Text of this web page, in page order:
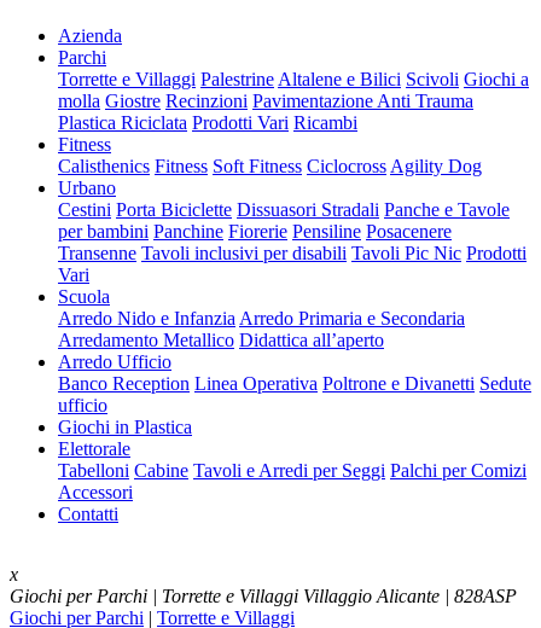
Azienda
Parchi
Torrette e Villaggi Palestrine Altalene e Bilici Scivoli Giochi a
molla Giostre Recinzioni Pavimentazione Anti Trauma
Plastica Riciclata Prodotti Vari Ricambi
Fitness
Calisthenics Fitness Soft Fitness Ciclocross Agility Dog
Urbano
Cestini Porta Biciclette Dissuasori Stradali Panche e Tavole
per bambini Panchine Fiorerie Pensiline Posacenere
Transenne Tavoli inclusivi per disabili Tavoli Pic Nic Prodotti
Vari
Scuola
Arredo Nido e Infanzia Arredo Primaria e Secondaria
Arredamento Metallico Didattica all’aperto
Arredo Ufficio
Banco Reception Linea Operativa Poltrone e Divanetti Sedute
ufficio
Giochi in Plastica
Elettorale
Tabelloni Cabine Tavoli e Arredi per Seggi Palchi per Comizi
Accessori
Contatti
x
Giochi per Parchi | Torrette e Villaggi Villaggio Alicante | 828ASP
Giochi per Parchi | Torrette e Villaggi